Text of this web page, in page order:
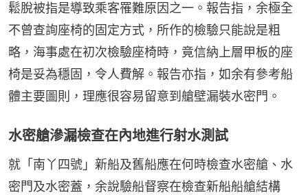
鬆脫被指是導致乘客罹難原因之一。報告指，余極全
不曾查詢座椅的固定方式，所作的檢驗只能說是粗
略，海事處在初次檢驗座椅時，竟信納上層甲板的座
椅是妥為穩固，令人費解。報告亦指，如余有參考船
體主要圖則，理應很容易留意到艙壁漏裝水密門。
水密艙滲漏檢查在內地進行射水測試
就「南丫四號」新船及舊船應在何時檢查水密艙、水
密門及水密蓋，余說驗船督察在檢查新船船艙結構